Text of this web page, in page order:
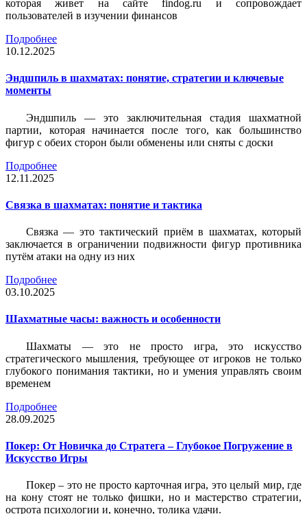
которая живет на сайте findog.ru и сопровождает
пользователей в изучении финансов
Подробнее
10.12.2025
Эндшпиль в шахматах: понятие, стратегии и ключевые
моменты
Эндшпиль — это заключительная стадия шахматной
партии, которая начинается после того, как большинство
фигур с обеих сторон были обменены или сняты с доски
Подробнее
12.11.2025
Связка в шахматах: понятие и тактика
Связка — это тактический приём в шахматах, который
заключается в ограничении подвижности фигур противника
путём атаки на одну из них
Подробнее
03.10.2025
Шахматные часы: важность и особенности
Шахматы — это не просто игра, это искусство
стратегического мышления, требующее от игроков не только
глубокого понимания тактики, но и умения управлять своим
временем
Подробнее
28.09.2025
Покер: От Новичка до Стратега – Глубокое Погружение в
Искусство Игры
Покер – это не просто карточная игра, это целый мир, где
на кону стоят не только фишки, но и мастерство стратегии,
острота психологии и, конечно, толика удачи.